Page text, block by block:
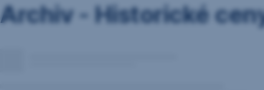
Archiv - Historické